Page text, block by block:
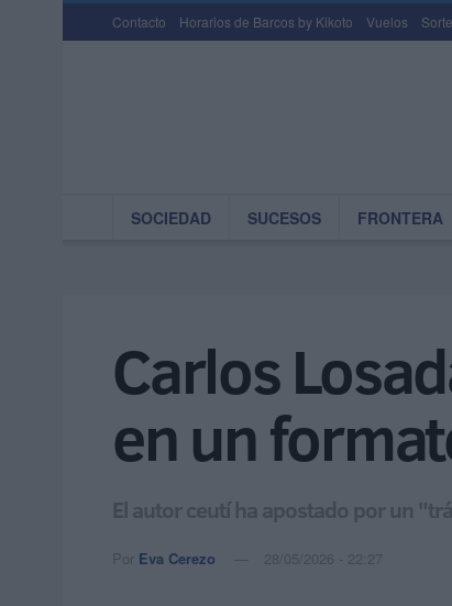
Contacto Horarios de Barcos by Kikoto Vuelos
SOCIEDAD SUCESOS FRONTERA
Carlos
en un
El autor ceutí ha apostado por un
Por Eva Cerezo 28/05/2026 - 22:27